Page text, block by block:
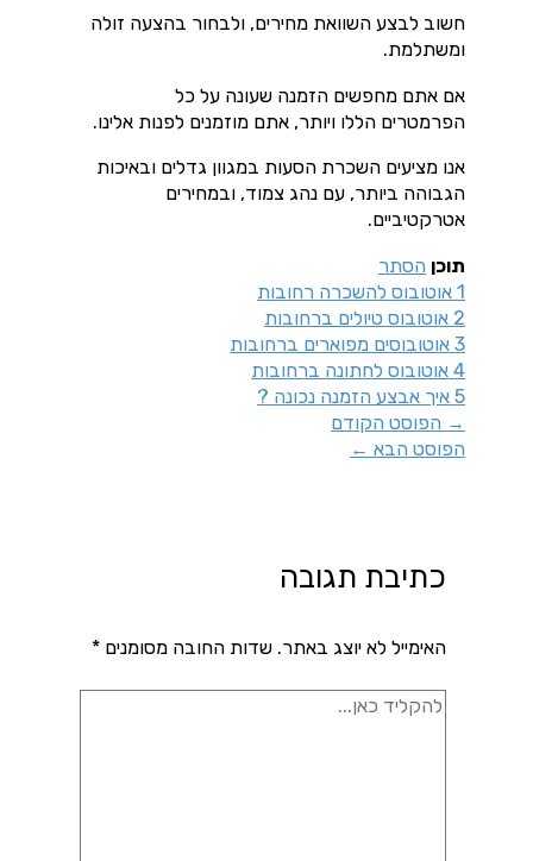
חשוב לבצע השוואת מחירים, ולבחור בהצעה זולה
ומשתלמת.
אם אתם מחפשים הזמנה שעונה על כל
הפרמטרים הללו ויותר, אתם מוזמנים לפנות אלינו.
אנו מציעים השכרת הסעות במגוון גדלים ובאיכות
הגבוהה ביותר, עם נהג צמוד, ובמחירים
אטרקטיביים.
תוכן הסתר
1 אוטובוס להשכרה רחובות
2 אוטובוס טיולים ברחובות
3 אוטובוסים מפוארים ברחובות
4 אוטובוס לחתונה ברחובות
5 איך אבצע הזמנה נכונה ?
→ הפוסט הקודם
הפוסט הבא ←
כתיבת תגובה
האימייל לא יוצג באתר. שדות החובה מסומנים*
להקליד